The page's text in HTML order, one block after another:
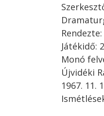
Játékidő:
Monó
Újvidéki
1967. 11.